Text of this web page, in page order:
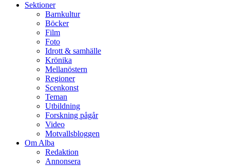
Sektioner
Barnkultur
Böcker
Film
Foto
Idrott & samhälle
Krönika
Mellanöstern
Regioner
Scenkonst
Teman
Utbildning
Forskning pågår
Video
Motvallsbloggen
Om Alba
Redaktion
Annonsera